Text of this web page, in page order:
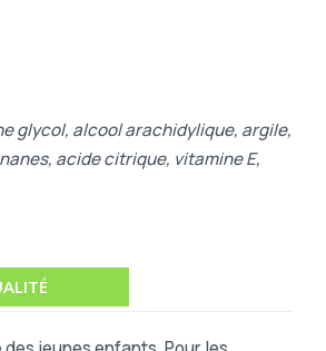
glycol, alcool arachidylique, argile,
acide citrique, vitamine E,